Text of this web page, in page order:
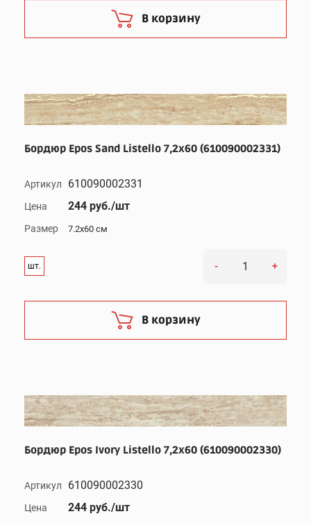
В корзину
Бордюр Epos Sand Listello 7,2x60 (610090002331)
Артикул 610090002331
Цена 244 руб./шт
Размер 7.2x60 см
шт. - +
В корзину
Бордюр Epos Ivory Listello 7,2x60 (610090002330)
Артикул 610090002330
Цена 244 руб./шт